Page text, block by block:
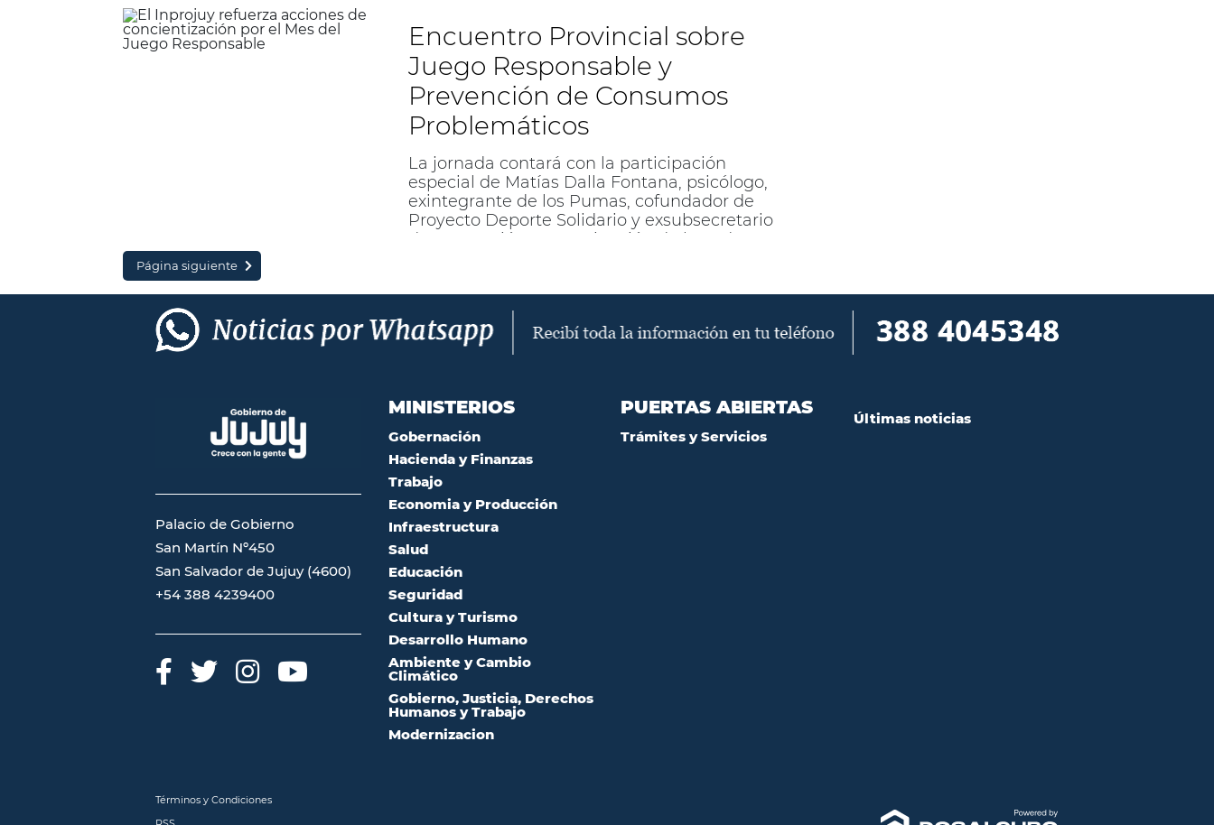
Encuentro Provincial sobre
Juego Responsable y
Prevención de Consumos
Problemáticos
La jornada contará con la participación
especial de Matías Dalla Fontana, psicólogo,
exintegrante de los Pumas, cofundador de
Proyecto Deporte Solidario y exsubsecretario
de Prevención e Investigación de la Sedronar.
Página siguiente
Palacio de Gobierno
San Martín Nº450
San Salvador de Jujuy (4600)
+54 388 4239400
MINISTERIOS
Gobernación
Hacienda y Finanzas
Trabajo
Economia y Producción
Infraestructura
Salud
Educación
Seguridad
Cultura y Turismo
Desarrollo Humano
Ambiente y Cambio
Climático
Gobierno, Justicia, Derechos
Humanos y Trabajo
Modernizacion
PUERTAS ABIERTAS
Trámites y Servicios
Últimas noticias
Términos y Condiciones